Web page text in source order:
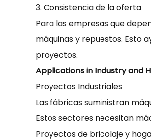
3. Consistencia de la oferta
Para las empresas que
máquinas y repuestos. Esto
proyectos.
Applications in Industry and
Proyectos Industriales
Las fábricas suministran
Estos sectores necesitan
Proyectos de bricolaje y